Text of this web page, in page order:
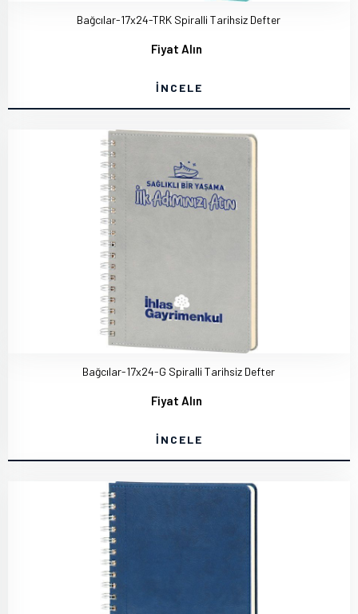
Bağcılar-17x24-TRK Spiralli Tarihsiz Defter
Fiyat Alın
İNCELE
Bağcılar-17x24-G Spiralli Tarihsiz Defter
Fiyat Alın
İNCELE